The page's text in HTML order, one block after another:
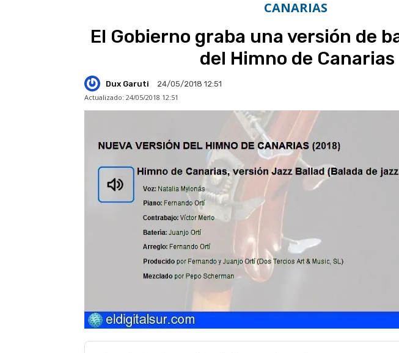
CANARIAS
El Gobierno graba una versión de
del Himno de Canarias
Dux Garuti
24/05/2018 12:51
Actualizado: 24/05/2018 12:51